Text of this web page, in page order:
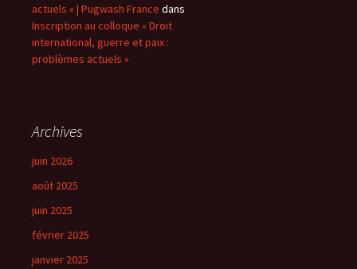
actuels » | Pugwash France dans
Inscription au colloque « Droit
international, guerre et paix :
problèmes actuels »
Archives
juin 2026
août 2025
juin 2025
février 2025
janvier 2025